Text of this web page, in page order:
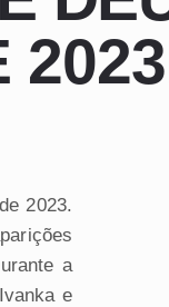
2023.
a
e